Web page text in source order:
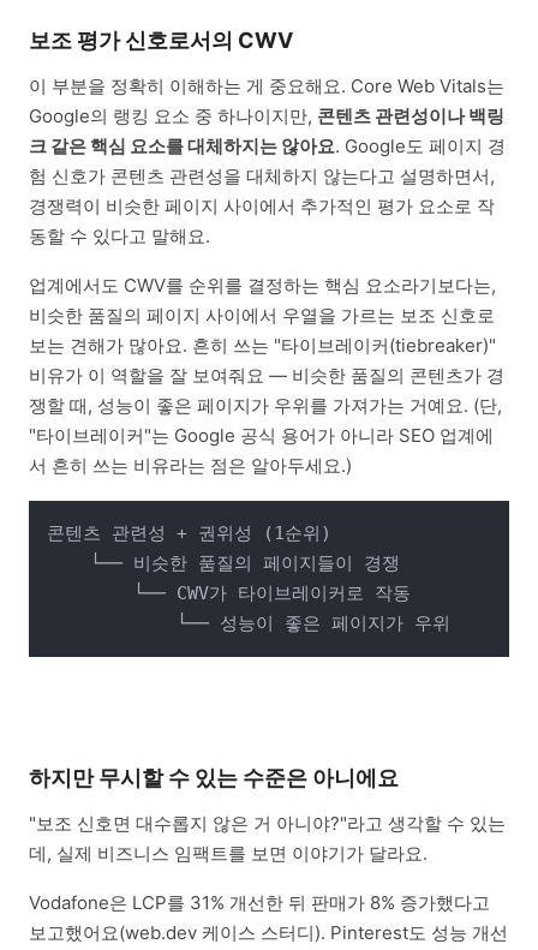
보조 평가 신호로서의 CWV
이 부분을 정확히 이해하는 게 중요해요. Core Web Vitals는
Google의 랭킹 요소 중 하나이지만, 콘텐츠 관련성이나 백링
크 같은 핵심 요소를 대체하지는 않아요. Google도 페이지 경
험 신호가 콘텐츠 관련성을 대체하지 않는다고 설명하면서,
경쟁력이 비슷한 페이지 사이에서 추가적인 평가 요소로 작
동할 수 있다고 말해요.
업계에서도 CWV를 순위를 결정하는 핵심 요소라기보다는,
비슷한 품질의 페이지 사이에서 우열을 가르는 보조 신호로
보는 견해가 많아요. 흔히 쓰는 "타이브레이커(tiebreaker)"
비유가 이 역할을 잘 보여줘요 — 비슷한 품질의 콘텐츠가 경
쟁할 때, 성능이 좋은 페이지가 우위를 가져가는 거예요. (단,
"타이브레이커"는 Google 공식 용어가 아니라 SEO 업계에
서 흔히 쓰는 비유라는 점은 알아두세요.)
콘텐츠 관련성 + 권위성 (1순위)
    └── 비슷한 품질의 페이지들이 경쟁
        └── CWV가 타이브레이커로 작동
            └── 성능이 좋은 페이지가 우위
하지만 무시할 수 있는 수준은 아니에요
"보조 신호면 대수롭지 않은 거 아니야?"라고 생각할 수 있는
데, 실제 비즈니스 임팩트를 보면 이야기가 달라요.
Vodafone은 LCP를 31% 개선한 뒤 판매가 8% 증가했다고
보고했어요(web.dev 케이스 스터디). Pinterest도 성능 개선